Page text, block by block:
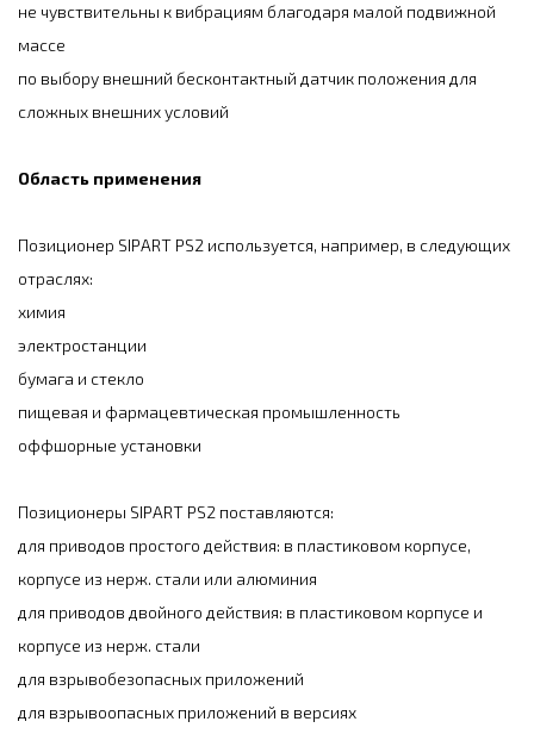
не чувствительны к вибрациям благодаря малой подвижной
массе
по выбору внешний бесконтактный датчик положения для
сложных внешних условий
Область применения
Позиционер SIPART PS2 используется, например, в следующих
отраслях:
химия
электростанции
бумага и стекло
пищевая и фармацевтическая промышленность
оффшорные установки
Позиционеры SIPART PS2 поставляются:
для приводов простого действия: в пластиковом корпусе,
корпусе из нерж. стали или алюминия
для приводов двойного действия: в пластиковом корпусе и
корпусе из нерж. стали
для взрывобезопасных приложений
для взрывоопасных приложений в версиях